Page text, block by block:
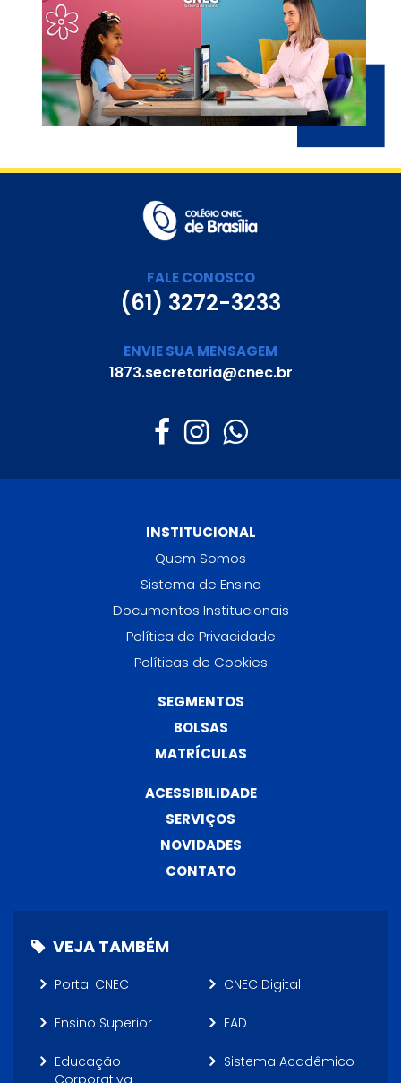
FALE CONOSCO
(61) 3272-3233
ENVIE SUA MENSAGEM
1873.secretaria@cnec.br
INSTITUCIONAL
Quem Somos
Sistema de Ensino
Documentos Institucionais
Política de Privacidade
Políticas de Cookies
SEGMENTOS
BOLSAS
MATRÍCULAS
ACESSIBILIDADE
SERVIÇOS
NOVIDADES
CONTATO
VEJA TAMBÉM
Portal CNEC CNEC Digital
Ensino Superior EAD
Educação
Sistema Acadêmico